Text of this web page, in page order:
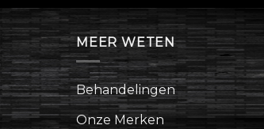
MEER WETEN
Behandelingen
Onze Merken